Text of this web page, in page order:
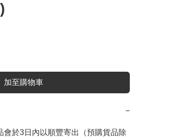
加至購物車
−
會於3日內以順豐寄出（預購貨品除